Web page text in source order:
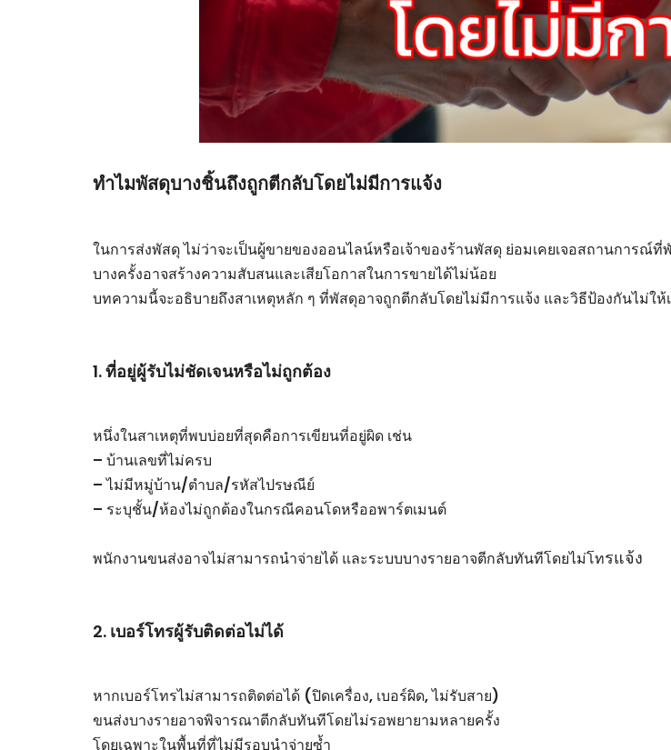
ทำไมพัสดุบางชิ้นถึงถูกตีกลับโดยไม่มีการแจ้ง
ในการส่งพัสดุ ไม่ว่าจะเป็นผู้ขายของออนไลน์หรือเจ้าของร้านพัสดุ ย่อมเคยเจอสถานการณ์
บางครั้งอาจสร้างความสับสนและเสียโอกาสในการขายได้ไม่น้อย
บทความนี้จะอธิบายถึงสาเหตุหลัก ๆ ที่พัสดุอาจถูกตีกลับโดยไม่มีการแจ้ง และวิธีป้องกันไม่ให้
1. ที่อยู่ผู้รับไม่ชัดเจนหรือไม่ถูกต้อง
หนึ่งในสาเหตุที่พบบ่อยที่สุดคือการเขียนที่อยู่ผิด เช่น
– บ้านเลขที่ไม่ครบ
– ไม่มีหมู่บ้าน/ตำบล/รหัสไปรษณีย์
– ระบุชั้น/ห้องไม่ถูกต้องในกรณีคอนโดหรืออพาร์ตเมนต์
พนักงานขนส่งอาจไม่สามารถนำจ่ายได้ และระบบบางรายอาจตีกลับทันทีโดยไม่โทรแจ้ง
2. เบอร์โทรผู้รับติดต่อไม่ได้
หากเบอร์โทรไม่สามารถติดต่อได้ (ปิดเครื่อง, เบอร์ผิด, ไม่รับสาย)
ขนส่งบางรายอาจพิจารณาตีกลับทันทีโดยไม่รอพยายามหลายครั้ง
โดยเฉพาะในพื้นที่ที่ไม่มีรอบนำจ่ายซ้ำ